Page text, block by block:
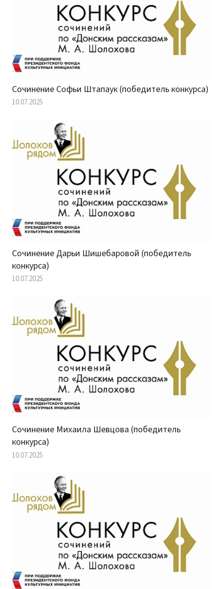
Сочинение Софьи Штапаук (победитель конкурса)
10.07.2025
Сочинение Дарьи Шишебаровой (победитель
конкурса)
10.07.2025
Сочинение Михаила Шевцова (победитель
конкурса)
10.07.2025